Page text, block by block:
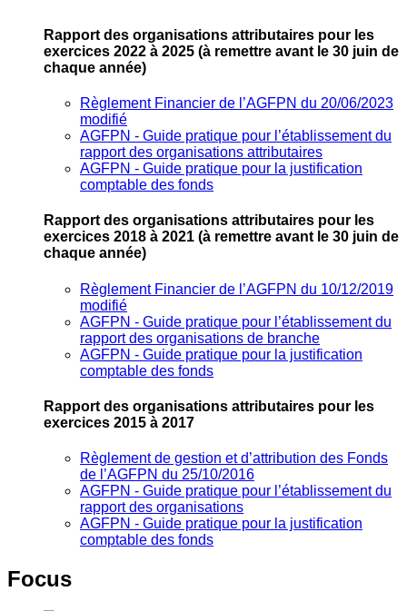
Rapport des organisations attributaires pour les
exercices 2022 à 2025 (à remettre avant le 30 juin de
chaque année)
Règlement Financier de l’AGFPN du 20/06/2023
modifié
AGFPN ‐ Guide pratique pour l’établissement du
rapport des organisations attributaires
AGFPN ‐ Guide pratique pour la justification
comptable des fonds
Rapport des organisations attributaires pour les
exercices 2018 à 2021 (à remettre avant le 30 juin de
chaque année)
Règlement Financier de l’AGFPN du 10/12/2019
modifié
AGFPN ‐ Guide pratique pour l’établissement du
rapport des organisations de branche
AGFPN ‐ Guide pratique pour la justification
comptable des fonds
Rapport des organisations attributaires pour les
exercices 2015 à 2017
Règlement de gestion et d’attribution des Fonds
de l’AGFPN du 25/10/2016
AGFPN ‐ Guide pratique pour l’établissement du
rapport des organisations
AGFPN ‐ Guide pratique pour la justification
comptable des fonds
Focus